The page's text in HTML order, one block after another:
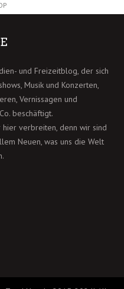
und Freizeitblog, der sich
Musik und Konzerten,
Vernissagen und
beschäftigt.
verbreiten, denn wir sind
Neuen, was uns die Welt